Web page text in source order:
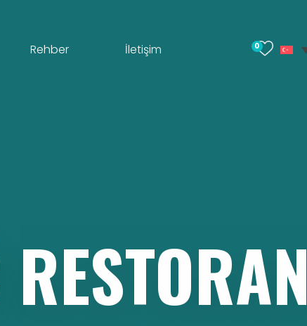
Rehber İletişim 0
RESTORAN